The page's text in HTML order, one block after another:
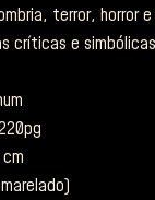
terror, horror
críticas e